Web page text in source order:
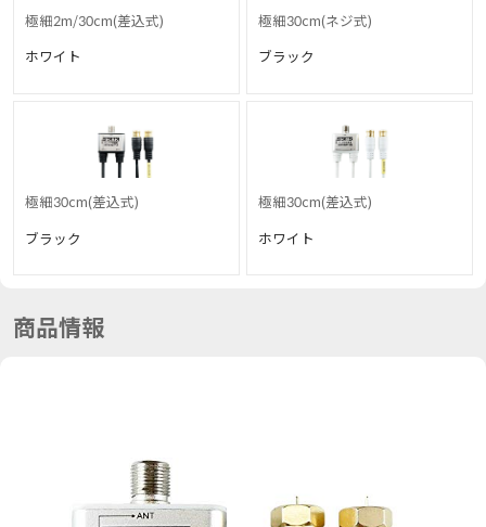
極細2m/30cm(差込式)
ホワイト
極細30cm(ネジ式)
ブラック
極細30cm(差込式)
ブラック
極細30cm(差込式)
ホワイト
商品情報